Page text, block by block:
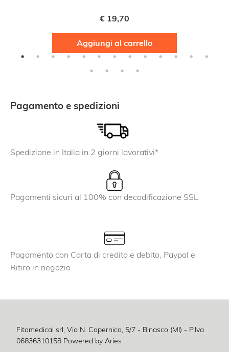
€ 19,70
Aggiungi al carrello
Pagamento e spedizioni
Spedizione in Italia in 2 giorni lavorativi*
Pagamenti sicuri al 100% con decodificazione SSL
Pagamento con Carta di credito e debito, Paypal e
Ritiro in negozio
Fitomedical srl, Via N. Copernico, 5/7 - Binasco (MI) - P.Iva
06836310158 Powered by Aries